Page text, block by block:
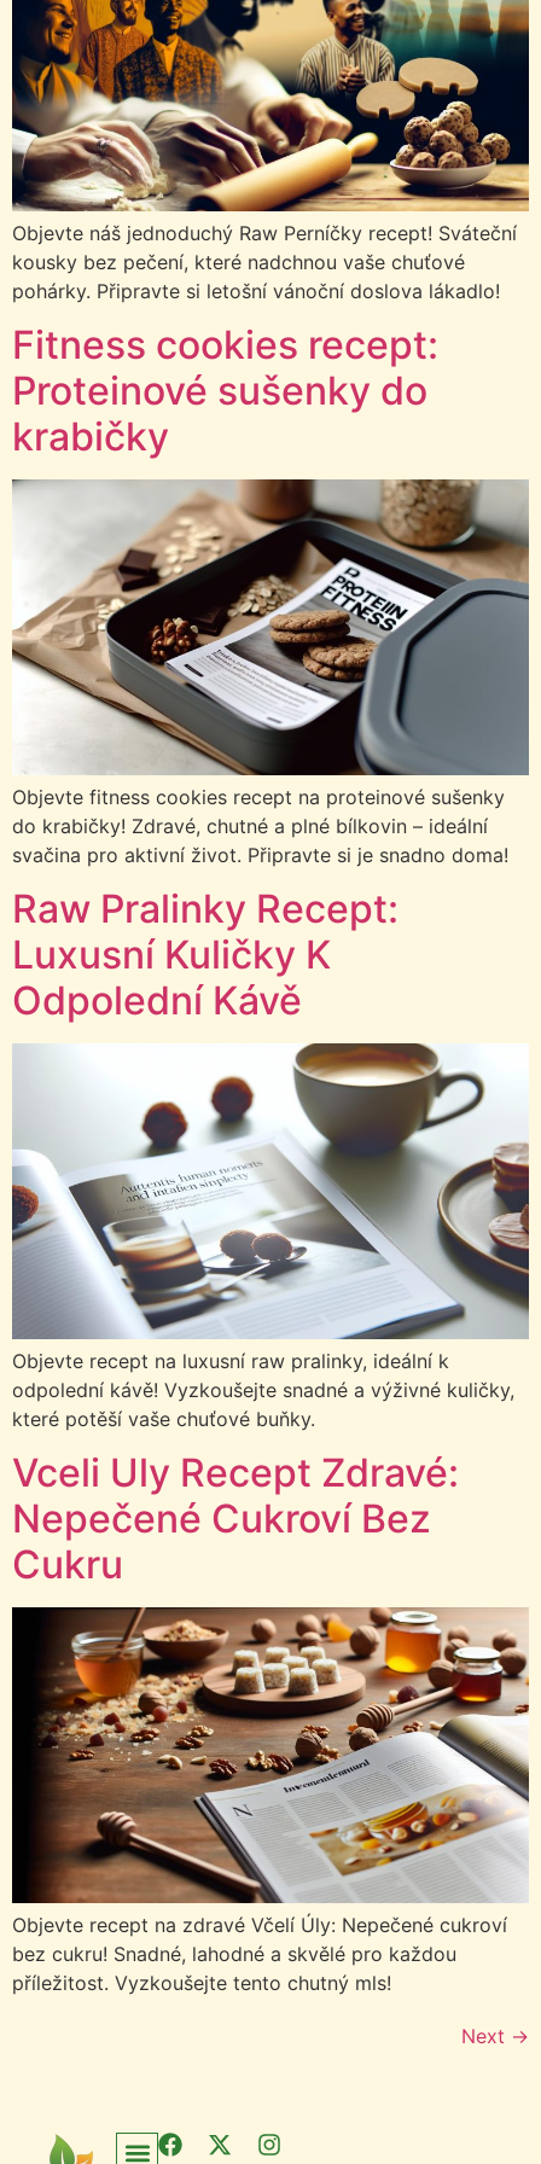
Objevte náš jednoduchý Raw Perníčky recept! Sváteční
kousky bez pečení, které nadchnou vaše chuťové
pohárky. Připravte si letošní vánoční doslova lákadlo!
Fitness cookies recept:
Proteinové sušenky do
krabičky
Objevte fitness cookies recept na proteinové sušenky
do krabičky! Zdravé, chutné a plné bílkovin – ideální
svačina pro aktivní život. Připravte si je snadno doma!
Raw Pralinky Recept:
Luxusní Kuličky K
Odpolední Kávě
Objevte recept na luxusní raw pralinky, ideální k
odpolední kávě! Vyzkoušejte snadné a výživné kuličky,
které potěší vaše chuťové buňky.
Vceli Uly Recept Zdravé:
Nepečené Cukroví Bez
Cukru
Objevte recept na zdravé Včelí Úly: Nepečené cukroví
bez cukru! Snadné, lahodné a skvělé pro každou
příležitost. Vyzkoušejte tento chutný mls!
Next →